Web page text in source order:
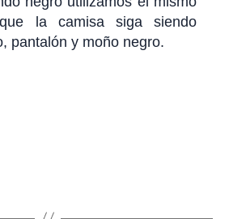
la camisa siga siendo
pantalón y moño negro.